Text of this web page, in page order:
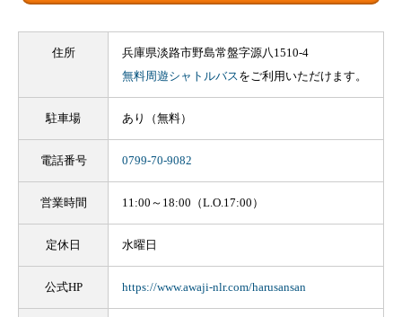
住所
兵庫県淡路市野島常盤字源八1510-4
無料周遊シャトルバスをご利用いただけます。
駐車場 あり（無料）
電話番号 0799-70-9082
営業時間 11:00～18:00（L.O.17:00）
定休日 水曜日
公式HP https://www.awaji-nlr.com/harusansan